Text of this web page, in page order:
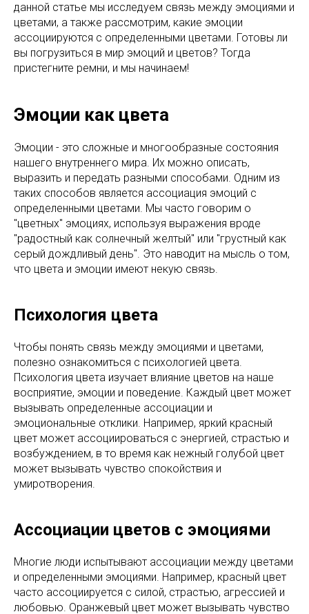
данной статье мы исследуем связь между эмоциями и
цветами, а также рассмотрим, какие эмоции
ассоциируются с определенными цветами. Готовы ли
вы погрузиться в мир эмоций и цветов? Тогда
пристегните ремни, и мы начинаем!
Эмоции как цвета
Эмоции - это сложные и многообразные состояния
нашего внутреннего мира. Их можно описать,
выразить и передать разными способами. Одним из
таких способов является ассоциация эмоций с
определенными цветами. Мы часто говорим о
"цветных" эмоциях, используя выражения вроде
"радостный как солнечный желтый" или "грустный как
серый дождливый день". Это наводит на мысль о том,
что цвета и эмоции имеют некую связь.
Психология цвета
Чтобы понять связь между эмоциями и цветами,
полезно ознакомиться с психологией цвета.
Психология цвета изучает влияние цветов на наше
восприятие, эмоции и поведение. Каждый цвет может
вызывать определенные ассоциации и
эмоциональные отклики. Например, яркий красный
цвет может ассоциироваться с энергией, страстью и
возбуждением, в то время как нежный голубой цвет
может вызывать чувство спокойствия и
умиротворения.
Ассоциации цветов с эмоциями
Многие люди испытывают ассоциации между цветами
и определенными эмоциями. Например, красный цвет
часто ассоциируется с силой, страстью, агрессией и
любовью. Оранжевый цвет может вызывать чувство